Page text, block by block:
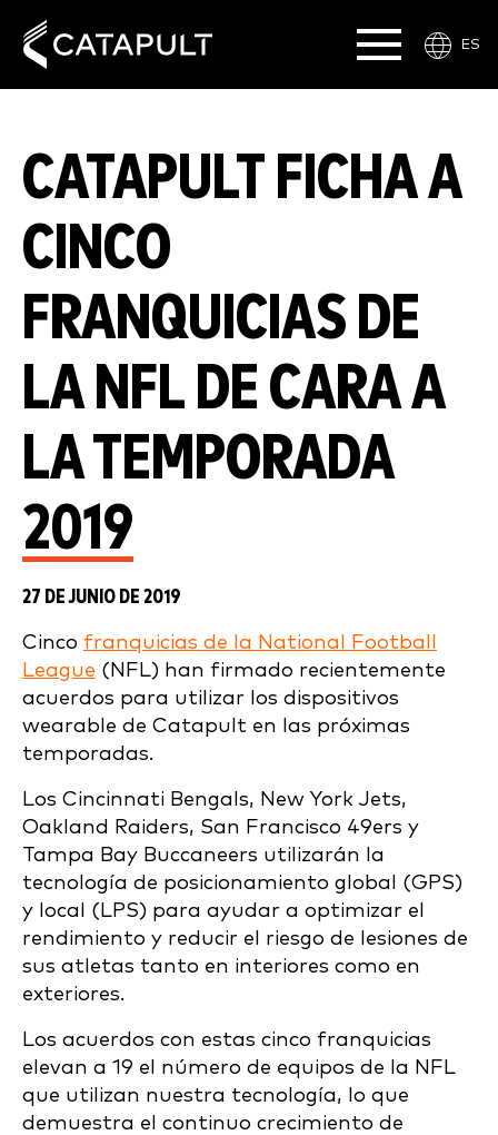
ES
CATAPULT FICHA A
CINCO
FRANQUICIAS DE
LA NFL DE CARA A
LA TEMPORADA
2019
27 DE JUNIO DE 2019
Cinco franquicias de la National Football
League (NFL) han firmado recientemente
acuerdos para utilizar los dispositivos
wearable de Catapult en las próximas
temporadas.
Los Cincinnati Bengals, New York Jets,
Oakland Raiders, San Francisco 49ers y
Tampa Bay Buccaneers utilizarán la
tecnología de posicionamiento global (GPS)
y local (LPS) para ayudar a optimizar el
rendimiento y reducir el riesgo de lesiones de
sus atletas tanto en interiores como en
exteriores.
Los acuerdos con estas cinco franquicias
elevan a 19 el número de equipos de la NFL
que utilizan nuestra tecnología, lo que
demuestra el continuo crecimiento de